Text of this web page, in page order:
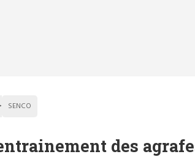
SENCO
des